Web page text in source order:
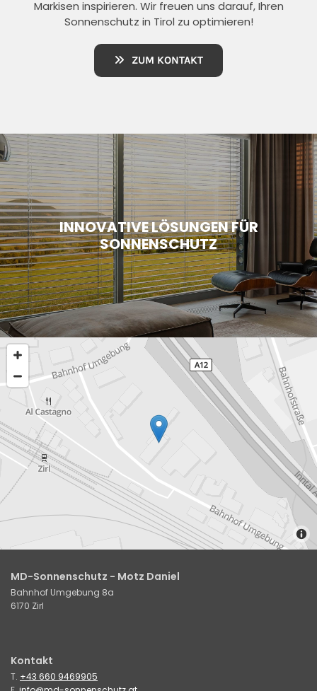
Markisen inspirieren. Wir freuen uns darauf, Ihren
Sonnenschutz in Tirol zu optimieren!
ZUM KONTAKT
INNOVATIVE LÖSUNGEN FÜR
SONNENSCHUTZ
MD-Sonnenschutz - Motz Daniel
Bahnhof Umgebung 8a
6170 Zirl
Kontakt
T. +43 660 9469905